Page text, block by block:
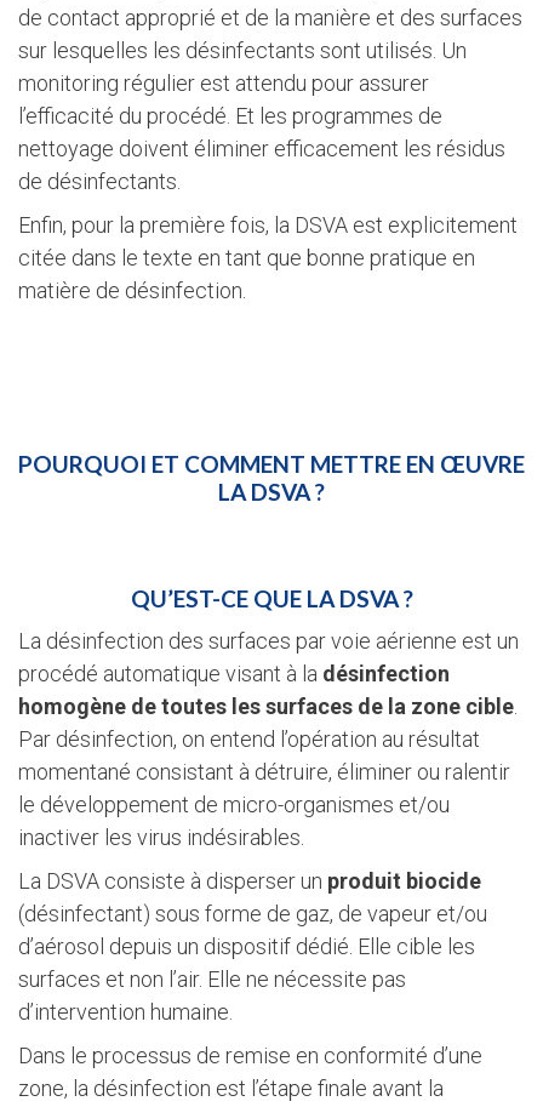
de contact approprié et de la manière et des surfaces
sur lesquelles les désinfectants sont utilisés. Un
monitoring régulier est attendu pour assurer
l’efficacité du procédé. Et les programmes de
nettoyage doivent éliminer efficacement les résidus
de désinfectants.
Enfin, pour la première fois, la DSVA est explicitement
citée dans le texte en tant que bonne pratique en
matière de désinfection.
POURQUOI ET COMMENT METTRE EN ŒUVRE
LA DSVA ?
QU’EST-CE QUE LA DSVA ?
La désinfection des surfaces par voie aérienne est un
procédé automatique visant à la désinfection
homogène de toutes les surfaces de la zone cible
Par désinfection, on entend l’opération au résultat
momentané consistant à détruire, éliminer ou ralentir
le développement de micro-organismes et/ou
inactiver les virus indésirables.
La DSVA consiste à disperser un produit biocide
(désinfectant) sous forme de gaz, de vapeur et/ou
d’aérosol depuis un dispositif dédié. Elle cible les
surfaces et non l’air. Elle ne nécessite pas
d’intervention humaine.
Dans le processus de remise en conformité d’une
zone, la désinfection est l’étape finale avant la